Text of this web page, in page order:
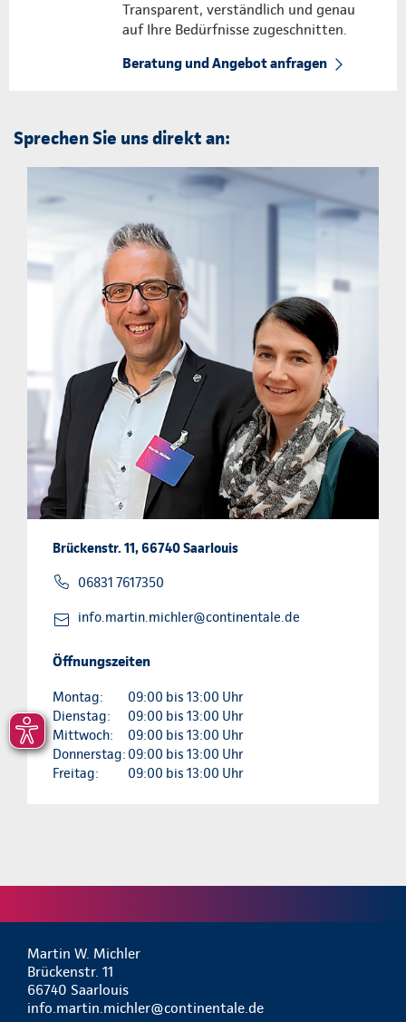
Transparent, verständlich und genau
auf Ihre Bedürfnisse zugeschnitten.
Beratung und Angebot anfragen
Sprechen Sie uns direkt an:
Brückenstr. 11, 66740 Saarlouis
06831 7617350
info.martin.michler@continentale.de
Öffnungszeiten
Montag:
09:00 bis 13:00 Uhr
Dienstag:
09:00 bis 13:00 Uhr
Mittwoch:
09:00 bis 13:00 Uhr
Donnerstag: 09:00 bis 13:00 Uhr
Freitag:
09:00 bis 13:00 Uhr
Martin W. Michler
Brückenstr. 11
66740 Saarlouis
info.martin.michler@continentale.de